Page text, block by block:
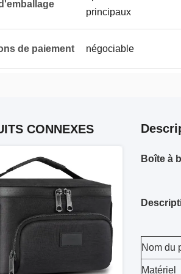
principaux
de paiement négociable
CONNEXES
Boîte à
Nom du
Matériel